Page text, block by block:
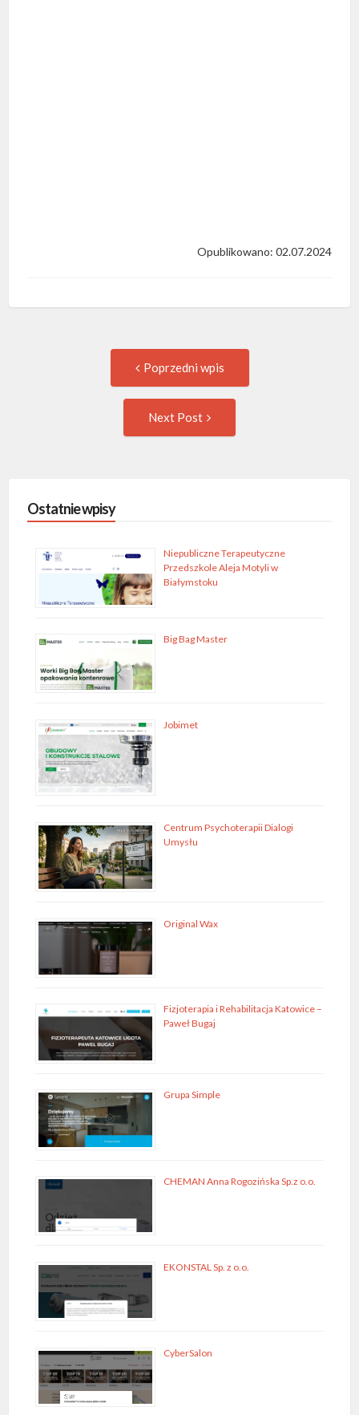
Opublikowano: 02.07.2024
navigation
Poprzedni wpis
Next Post
Ostatnie wpisy
Niepubliczne Terapeutyczne
Przedszkole Aleja Motyli w
Białymstoku
Big Bag Master
Jobimet
Centrum Psychoterapii Dialogi
Umysłu
Original Wax
Fizjoterapia i Rehabilitacja Katowice –
Paweł Bugaj
Grupa Simple
CHEMAN Anna Rogozińska Sp.z o.o.
EKONSTAL Sp. z o.o.
CyberSalon